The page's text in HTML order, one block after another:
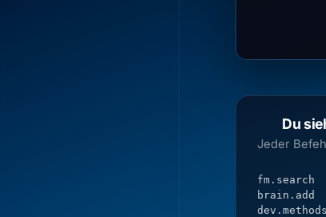
Du
Jeder
fm.search
brain.add
dev.methods